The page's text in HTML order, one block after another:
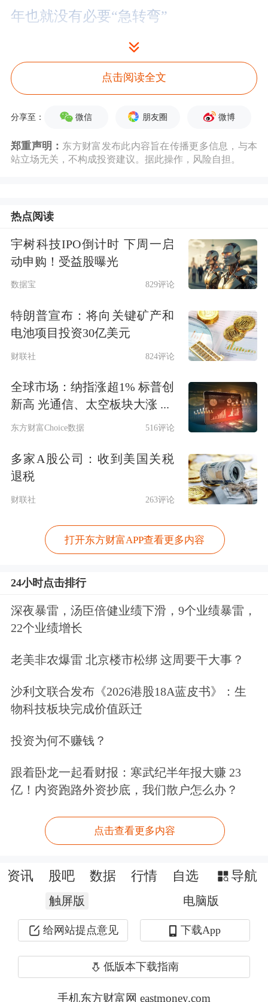
年也就没有必要“急转弯”
李克强：希望中美有多领域、多层次的
对话
李克强：建设科技强国必须打牢基础研
还要继续改革科技体制
李克强：对利用新业态旗号搞诈骗、非
法集资的要坚决打击
李克强：就业是民生之本发展之基
李克强：继续推动“六稳” 实现“六保”
李克强：今年在制定宏观政策的时候
李克强：中国的灵活就业正在兴起
它带来多样化的需求
李克强：今年要扩大跨省直接报销的范
围
李克强：建设科技强国必须打牢基础研
究和应用基础研究根基
李克强：引导金融企业合理让利 使中
降
李克强：去年没有搞“大水漫灌” 新增财
03-11 16:18:41
张业遂：
女士们、先生们，各位媒体朋友，大家
下午好。十三届全国人大四次会议刚刚
点击阅读全文
分享至： 微信 朋友圈 微博
郑重声明： 东方财富发布此内容旨在传播更多信息，与本
站立场无关，不构成投资建议。据此操作，风险自担。
热点阅读
宇树科技IPO倒计时 下周一启
动申购！受益股曝光
数据宝 829评论
特朗普宣布：将向关键矿产和
电池项目投资30亿美元
财联社 824评论
全球市场：纳指涨超1% 标普创
新高 光通信、太空板块大涨 ...
东方财富Choice数据 516评论
多家A股公司：收到美国关税
退税
财联社 263评论
打开东方财富APP查看更多内容
24小时点击排行
深夜暴雷，汤臣倍健业绩下滑，9个业绩暴雷，
22个业绩增长
老美非农爆雷 北京楼市松绑 这周要干大事？
沙利文联合发布《2026港股18A蓝皮书》：生
物科技板块完成价值跃迁
投资为何不赚钱？
跟着卧龙一起看财报：寒武纪半年报大赚 23
亿！内资跑路外资抄底，我们散户怎么办？
点击查看更多内容
资讯 股吧 数据 行情 自选 导航
触屏版 电脑版
给网站提点意见 下载App
低版本下载指南
手机东方财富网 eastmoney.com